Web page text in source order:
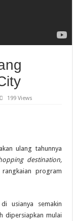
199 Views
ulang tahunnya
destination,
program
usianya semakin
dipersiapkan mulai